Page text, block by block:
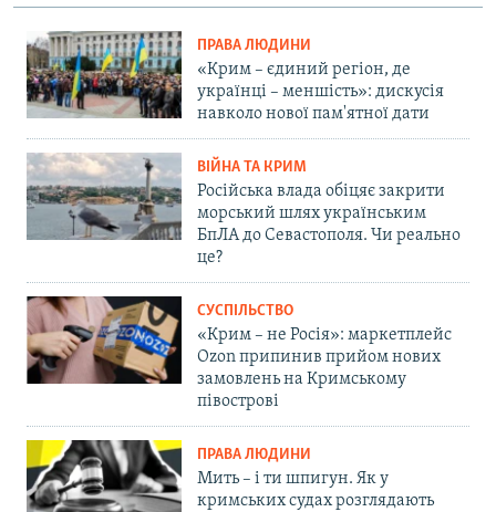
ПРАВА ЛЮДИНИ
«Крим – єдиний регіон, де
українці – меншість»: дискусія
навколо нової пам'ятної дати
ВІЙНА ТА КРИМ
Російська влада обіцяє закрити
морський шлях українським
БпЛА до Севастополя. Чи реально
це?
СУСПІЛЬСТВО
«Крим – не Росія»: маркетплейс
Ozon припинив прийом нових
замовлень на Кримському
півострові
ПРАВА ЛЮДИНИ
Мить – і ти шпигун. Як у
кримських судах розглядають